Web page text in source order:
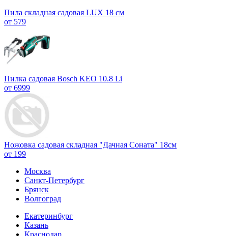
Пила складная садовая LUX 18 см
от 579
Пилка садовая Bosch KEO 10.8 Li
от 6999
Ножовка садовая складная "Дачная Соната" 18см
от 199
Москва
Санкт-Петербург
Брянск
Волгоград
Екатеринбург
Казань
Краснодар